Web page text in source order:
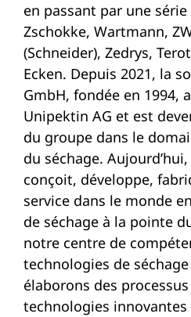
en passant par une
Zschokke, Wartmann,
(Schneider), Zedrys,
Ecken. Depuis 2021, la
GmbH, fondée en 1994,
Unipektin AG et est
du groupe dans le
du séchage.
conçoit, développe,
service dans le monde
de séchage à la pointe
notre centre de
technologies de
élaborons des
technologies